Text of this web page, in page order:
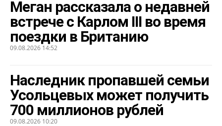
Меган рассказала о недавней
встрече с Карлом III во время
поездки в Британию
09.08.2026 14:52
Наследник пропавшей семьи
Усольцевых может получить
700 миллионов рублей
09.08.2026 10:20